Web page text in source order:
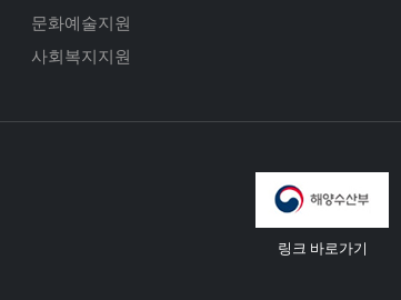
문화예술지원
사회복지지원
링크 바로가기